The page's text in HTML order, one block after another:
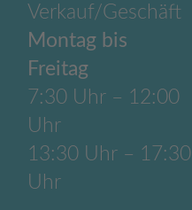
Verkauf/Geschäft
Montag bis
Freitag
7:30 Uhr – 12:00
Uhr
13:30 Uhr – 17:30
Uhr